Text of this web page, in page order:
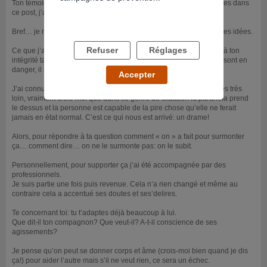
Ton témoignage fait écho en moi. Tu as peut-être lu quelques lignes dans
ce post, j’ai aussi écrit ailleurs.
Bref… je ne sais pas par où commencer, j’ai du mal à structurer mes idées.
Ce que j’ai surtout envie, c’est de tirer la sonnette d’alarme quant à ton
intégrité tant psychologique que physique. Si toi et/ou tes enfants sont en
danger, il me paraît opportun de vous protéger.
J’ai connu les délires de paranoïa comme tu décris et c’est allé très très
loin, vraiment crois-moi que dans ce genre de situation là paranoïa prend
le dessus et la personne est capable de la pire chose qu’elle ne ferait
jamais en état normal. C’est ce qui nous est arrivé: un drame!
Alors, pour répondre à ta question comment « on » a fait pour surmonter
ça… comment dire… on ne le surmonte pas: on le subit.
Personnellement, pour supporter ça j’ai été accompagnée par des
professionnels.
Je suis partie une fois puis revenue. Cela n’a rien changé et même au
contraire cela a accentué ses doutes et ses’delires.
Te concernant toi: tu t’adaptes déjà beaucoup à lui.
Que dit-il ton compagnon? Que veut-il? A-t-il conscience de ses
agissements?
Je pense qu’on peut se donner corps et âme (crois-moi bien quand je dis
ça!) pour aider l’autre mais s’il ne veut rien, ce sera un échec.
Refuser Réglages
Accepter